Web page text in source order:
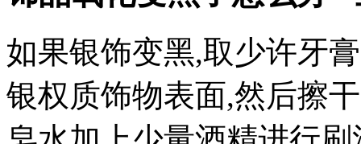
如果银饰变黑,取少许牙
银权质饰物表面,然后擦